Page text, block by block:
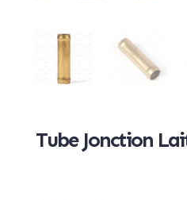
Tube Jonction